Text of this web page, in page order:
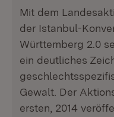
Mit dem
der Istanbul-
Württemberg 2.0
ein deutliches
Gewalt. Der
ersten, 2014